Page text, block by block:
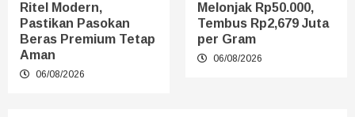
Ritel Modern,
Pastikan Pasokan
Beras Premium Tetap
Aman
06/08/2026
Melonjak Rp50.000,
Tembus Rp2,679 Juta
per Gram
06/08/2026